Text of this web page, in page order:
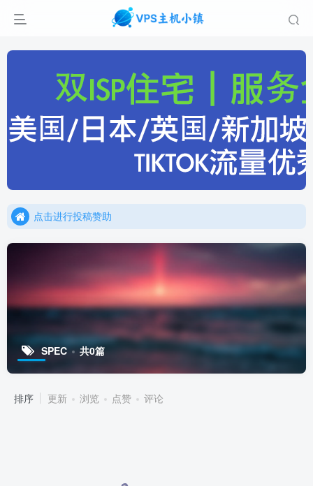
点击加入官方TG频道/聊天群
点击进行投稿赞助
点击加入官方TG频道/聊天群
SPEC 共0篇
排序 更新 浏览 点赞 评论